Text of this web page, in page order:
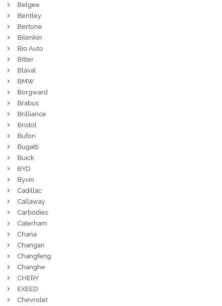
Belgee
Bentley
Bertone
Bilenkin
Bio Auto
Bitter
Blaval
BMW
Borgward
Brabus
Brilliance
Bristol
Bufori
Bugatti
Buick
BYD
Byvin
Cadillac
Callaway
Carbodies
Caterham
Chana
Changan
Changfeng
Changhe
CHERY
EXEED
Chevrolet